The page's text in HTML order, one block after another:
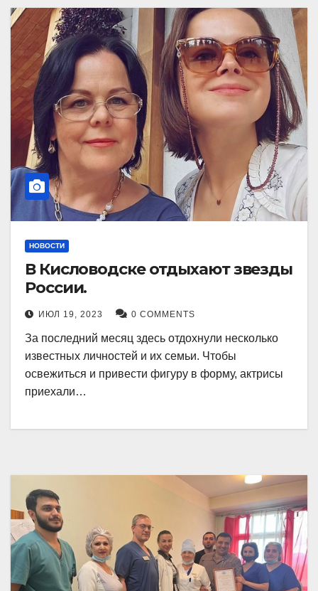
НОВОСТИ
В Кисловодске отдыхают звезды
России.
ИЮЛ 19, 2023 0 COMMENTS
За последний месяц здесь отдохнули несколько
известных личностей и их семьи. Чтобы
освежиться и привести фигуру в форму, актрисы
приехали…